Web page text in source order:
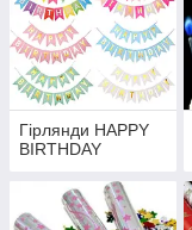
Гірлянди HAPPY
BIRTHDAY